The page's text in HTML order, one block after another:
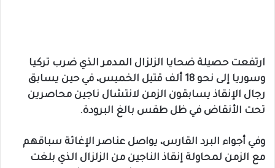
ارتفعت حصيلة ضحايا الزلزال المدمر الذي ضرب تركيا
وسوريا إلى نحو 18 ألف قتيل الخميس، في حين يسابق
رجال الإنقاذ يسابقون الزمن لانتشال ناجين محاصرين
تحت الأنقاض في ظل طقس بالغ البرودة.
وفي أجواء البرد القارس، يواصل عناصر الإغاثة سباقهم
مع الزمن لمحاولة إنقاذ الناجين من الزلزال الذي بلغت